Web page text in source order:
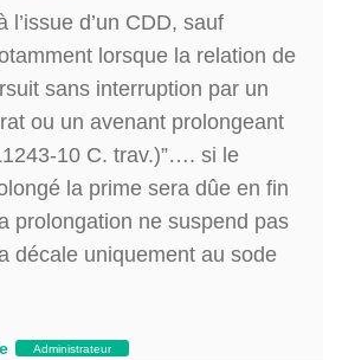
l’issue d’un CDD, sauf
lorsque la relation de
sans interruption par un
ou un avenant prolongeant
10 C. trav.)”…. si le
la prime sera dûe en fin
prolongation ne suspend pas
décale uniquement au sode
Administrateur